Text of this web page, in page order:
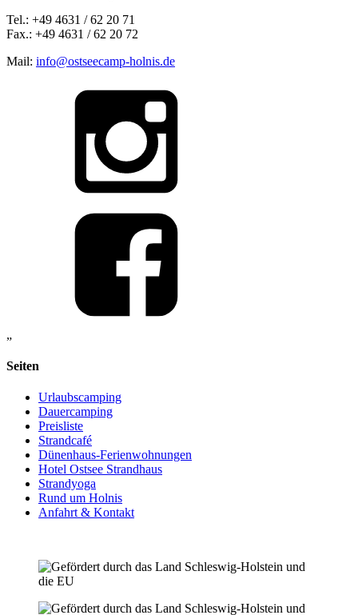
Tel.: +49 4631 / 62 20 71
Fax.: +49 4631 / 62 20 72
Mail: info@ostseecamp-holnis.de
„
Seiten
Urlaubscamping
Dauercamping
Preisliste
Strandcafé
Dünenhaus-Ferienwohnungen
Hotel Ostsee Strandhaus
Strandyoga
Rund um Holnis
Anfahrt & Kontakt